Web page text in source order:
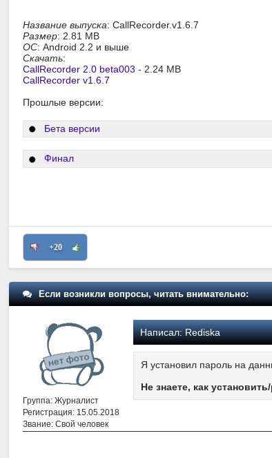
Название выпуска: CallRecorder.v1.6.7
Размер: 2.81 MB
ОС: Android 2.2 и выше
Скачать:
CallRecorder 2.0 beta003 - 2.24 MB
CallRecorder v1.6.7
Прошлые версии:
Бета версии
Финал
+20
Если возникли вопросы, читать внимательно:
Группа: Журналист
Регистрация: 15.05.2018
Звание: Свой человек
Написал:Rediska
Я установил пароль на
Не знаете, как